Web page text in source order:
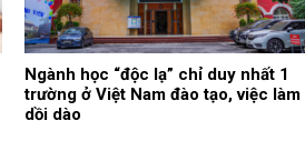
Ngành học “độc lạ” chỉ duy nhất 1
trường ở Việt Nam đào tạo, việc làm
dồi dào